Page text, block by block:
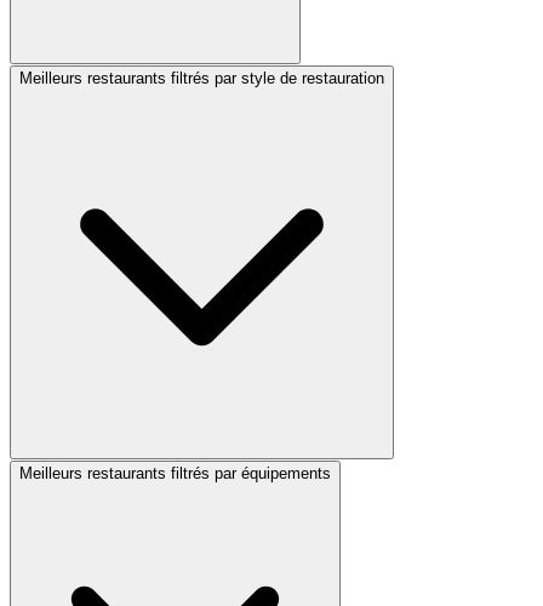
Meilleurs restaurants filtrés par style de restauration
Meilleurs restaurants filtrés par équipements